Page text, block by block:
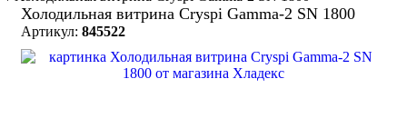
Холодильная витрина Cryspi Gamma-2 SN 1800
Артикул: 845522